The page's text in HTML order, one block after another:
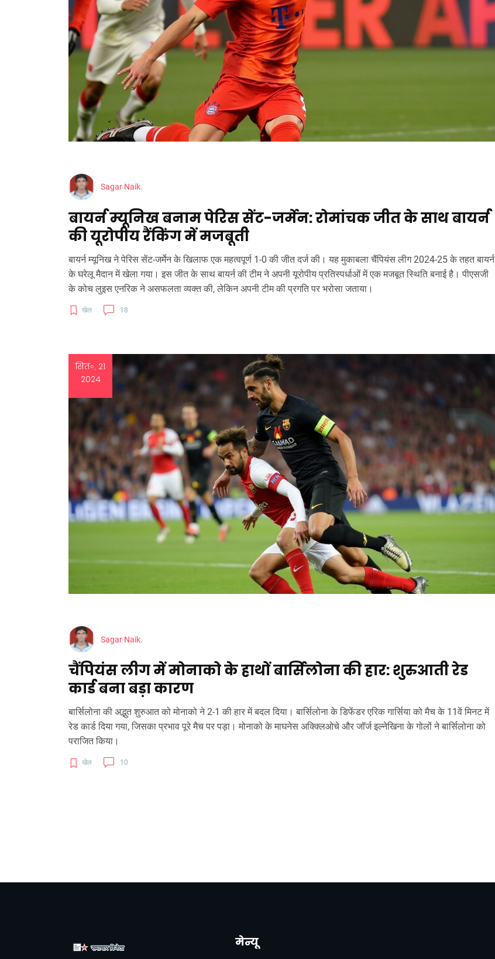
Sagar Naik.
बायर्न म्यूनिख बनाम पेरिस सेंट-जर्मेन: रोमांचक जीत के साथ बायर्न
की यूरोपीय रैंकिंग में मजबूती
बायर्न म्यूनिख ने पेरिस सेंट-जर्मेन के खिलाफ एक महत्वपूर्ण 1-0 की जीत दर्ज की। यह मुकाबला चैंपियंस लीग 2024-25 के तहत बायर्न
के घरेलू मैदान में खेला गया। इस जीत के साथ बायर्न की टीम ने अपनी यूरोपीय प्रतिस्पर्धाओं में एक मजबूत स्थिति बनाई है। पीएसजी
के कोच लुइस एनरिक ने असफलता व्यक्त की, लेकिन अपनी टीम की प्रगति पर भरोसा जताया।
खेल 18
सित॰, 21
2024
Sagar Naik.
चैंपियंस लीग में मोनाको के हाथों बार्सिलोना की हार: शुरुआती रेड
कार्ड बना बड़ा कारण
बार्सिलोना की अद्भुत शुरुआत को मोनाको ने 2-1 की हार में बदल दिया। बार्सिलोना के डिफेंडर एरिक गार्सिया को मैच के 11वें मिनट में
रेड कार्ड दिया गया, जिसका प्रभाव पूरे मैच पर पड़ा। मोनाको के माघनेस अक्क्लिओचे और जॉर्ज इल्नेखिना के गोलों ने बार्सिलोना को
पराजित किया।
खेल 10
मेन्यू